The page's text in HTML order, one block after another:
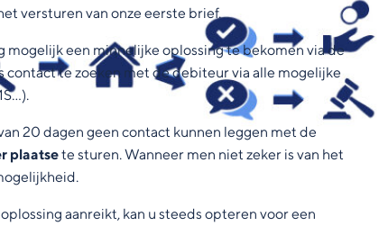
versturen van onze eerste brief.
mogelijk een minnelijke oplossing te bekomen via de
contact te zoeken met de debiteur via alle mogelijke
20 dagen geen contact kunnen leggen met de
plaatsete sturen. Wanneer men niet zeker is van het
aanreikt, kan u steeds opteren voor een